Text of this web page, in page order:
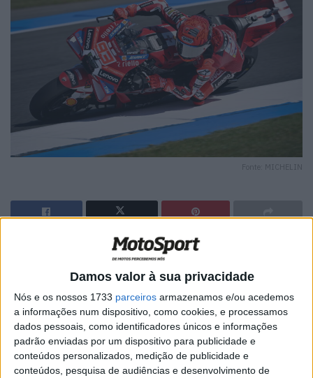
Damos valor à sua privacidade
Nós e os nossos 1733 parceiros armazenamos e/ou acedemos
a informações num dispositivo, como cookies, e processamos
dados pessoais, como identificadores únicos e informações
padrão enviadas por um dispositivo para publicidade e
conteúdos personalizados, medição de publicidade e
conteúdos, pesquisa de audiências e desenvolvimento de
Fonte: MICHELIN
🔊 Ouvir artigo
Para além da penalização, o duelo entre Marc Márquez e
Fabio Di Giannantonio proporcionou uma das imagens
mais marcantes do fim de semana. Os dois pilotos
chegaram completamente lado a lado à última chicane,
protagonizando uma batalha que recordou
inevitavelmente o famoso incidente entre Valentino Rossi